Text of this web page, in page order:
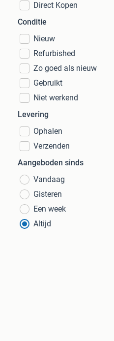
Direct Kopen
Conditie
Nieuw
Refurbished
Zo goed als nieuw
Gebruikt
Niet werkend
Levering
Ophalen
Verzenden
Aangeboden sinds
Vandaag
Gisteren
Een week
Altijd